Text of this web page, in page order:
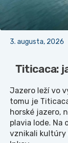
3. augusta, 2026
Titicaca:
Jazero leží vo
tomu je
horské jazero,
plavia lode. Na
vznikali kultúry